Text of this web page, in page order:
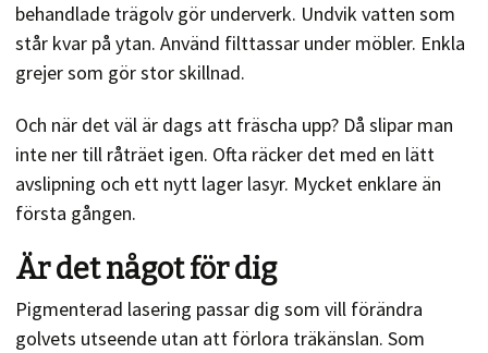
behandlade trägolv gör underverk. Undvik vatten som
står kvar på ytan. Använd filttassar under möbler. Enkla
grejer som gör stor skillnad.
Och när det väl är dags att fräscha upp? Då slipar man
inte ner till råträet igen. Ofta räcker det med en lätt
avslipning och ett nytt lager lasyr. Mycket enklare än
första gången.
Är det något för dig
Pigmenterad lasering passar dig som vill förändra
golvets utseende utan att förlora träkänslan. Som